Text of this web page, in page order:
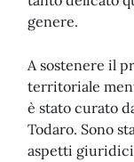
genere.
A sostenere il
territoriale
è stato curato
Todaro. Sono
aspetti